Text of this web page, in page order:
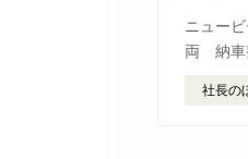
ニュー
両 納車
社長の